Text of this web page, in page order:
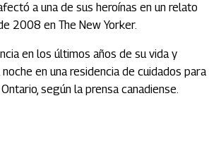
a una de sus heroínas en un relato
2008 en The New Yorker.
en los últimos años de su vida y
en una residencia de cuidados para
según la prensa canadiense.